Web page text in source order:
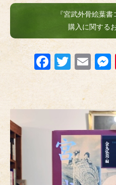
『宮武外骨絵葉
購入に関する
F
e
b
o
o
k
T
wi
tt
er
E
ail